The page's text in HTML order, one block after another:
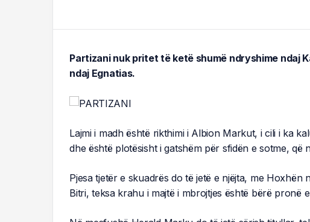
Partizani nuk pritet të ketë shumë ndryshime ndaj
ndaj Egnatias.
Lajmi i madh është rikthimi i Albion Markut, i cili i ka
dhe është plotësisht i gatshëm për sfidën e sotme, që
Pjesa tjetër e skuadrës do të jetë e njëjta, me
Bitri, teksa krahu i majtë i mbrojtjes është bërë pronë